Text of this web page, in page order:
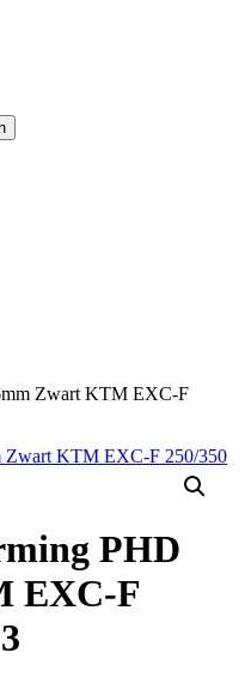
Zwart KTM EXC-F
PHD
EXC-F